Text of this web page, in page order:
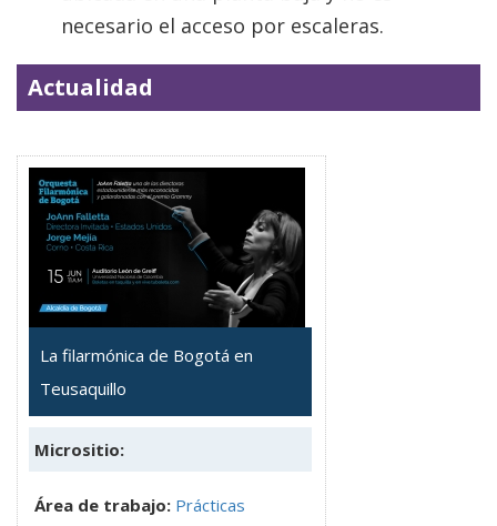
necesario el acceso por escaleras.
Actualidad
La filarmónica de Bogotá en
Teusaquillo
Micrositio:
Área de trabajo: Prácticas